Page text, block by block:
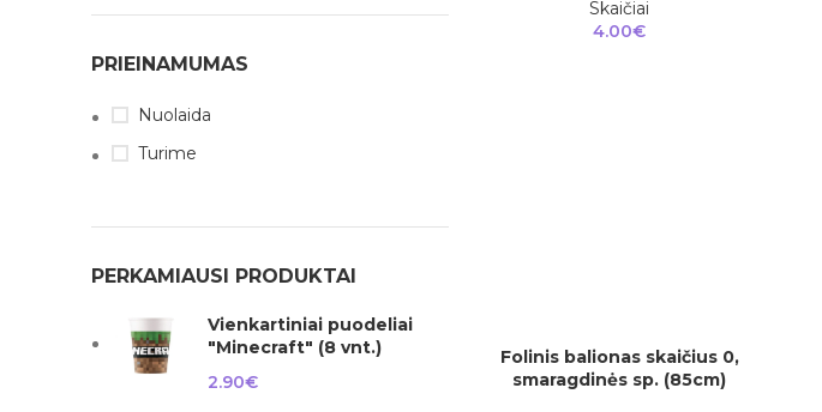
PRIEINAMUMAS
Nuolaida
Turime
PERKAMIAUSI PRODUKTAI
Vienkartiniai puodeliai
"Minecraft" (8 vnt.)
2.90€
Skaičiai
4.00€
Į KREPŠELĮFolinis balionas skaičius 0,
smaragdinės sp. (85cm)